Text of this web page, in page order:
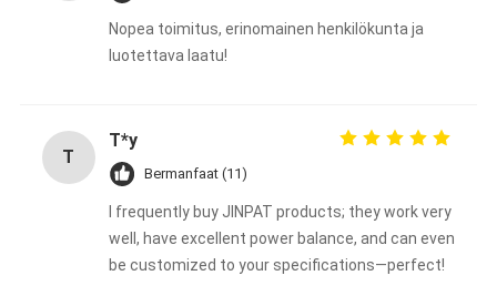
Nopea toimitus, erinomainen henkilökunta ja
luotettava laatu!
T
T*y
Bermanfaat (11)
I frequently buy JINPAT products; they work very
well, have excellent power balance, and can even
be customized to your specifications—perfect!